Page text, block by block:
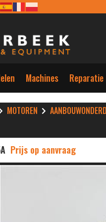
Machines Reparatie
MOTOREN
Prijs op aanvraag